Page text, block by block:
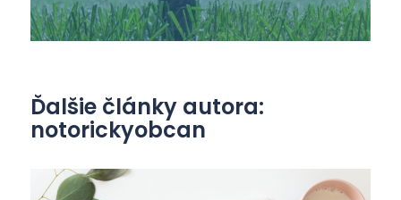
Ďalšie články autora:
notorickyobcan